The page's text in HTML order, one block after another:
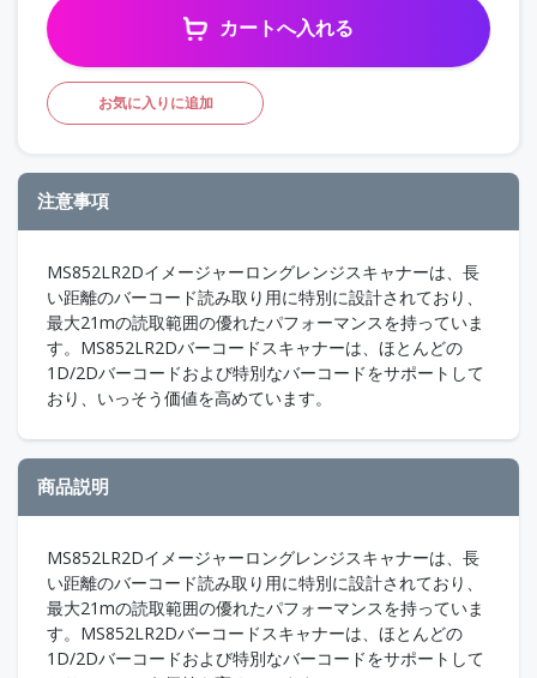
カートへ入れる
お気に入りに追加
注意事項
MS852LR2Dイメージャーロングレンジスキャナーは、長
い距離のバーコード読み取り用に特別に設計されており、
最大21mの読取範囲の優れたパフォーマンスを持っていま
す。MS852LR2Dバーコードスキャナーは、ほとんどの
1D/2Dバーコードおよび特別なバーコードをサポートして
おり、いっそう価値を高めています。
商品説明
MS852LR2Dイメージャーロングレンジスキャナーは、長
い距離のバーコード読み取り用に特別に設計されており、
最大21mの読取範囲の優れたパフォーマンスを持っていま
す。MS852LR2Dバーコードスキャナーは、ほとんどの
1D/2Dバーコードおよび特別なバーコードをサポートして